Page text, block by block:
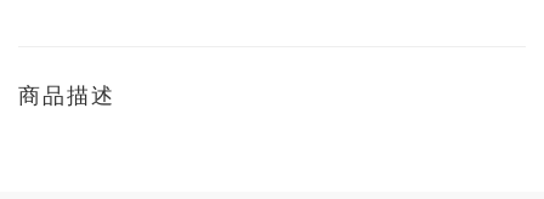
商品描述